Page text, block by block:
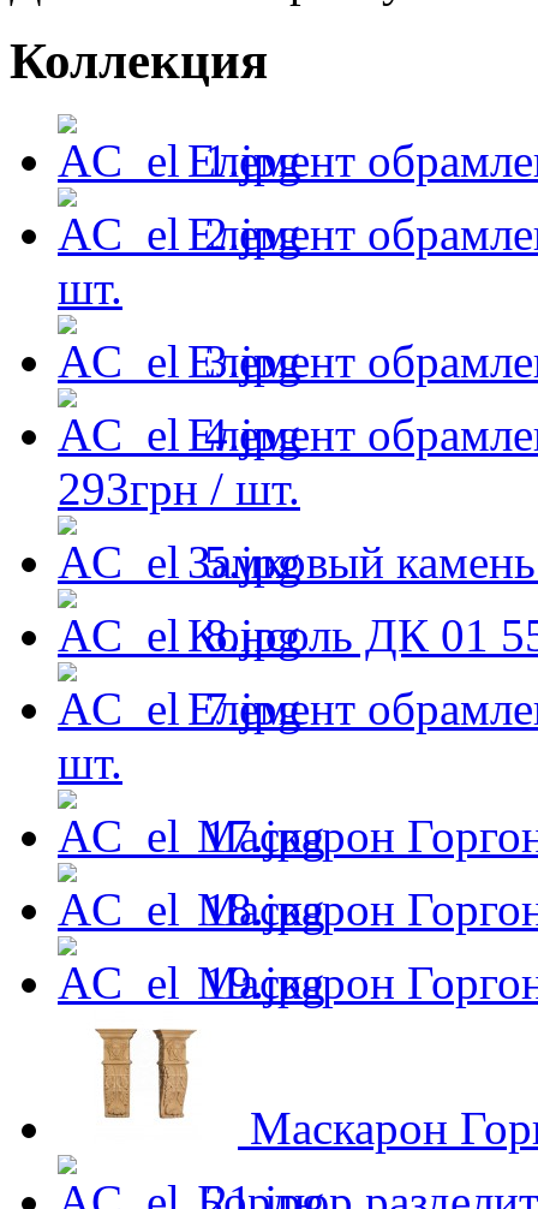
Коллекция
Елемент
Елемент
шт.
Елемент
Елемент
293грн / шт.
Замковый
Консоль ДК 01
Елемент
шт.
Маскарон
Маскарон
Маскарон
Маскарон